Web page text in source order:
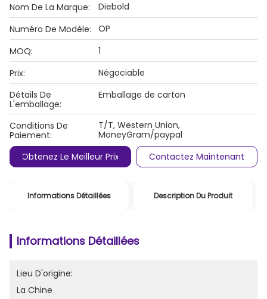
Nom De La Marque:
Diebold
Numéro De Modèle:
OP
MOQ:
1
Prix:
Négociable
Détails De
L'emballage:
Emballage de carton
Conditions De
Paiement:
T/T, Western Union,
MoneyGram/paypal
Obtenez Le Meilleur Prix
Contactez Maintenant
Informations Détaillées Description Du Produit
Informations Détaillées
Lieu D'origine:
La Chine